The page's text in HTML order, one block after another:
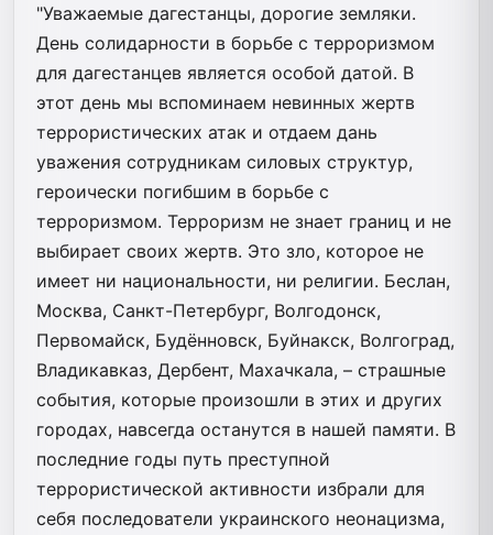
"Уважаемые дагестанцы, дорогие земляки.
День солидарности в борьбе с терроризмом
для дагестанцев является особой датой. В
этот день мы вспоминаем невинных жертв
террористических атак и отдаем дань
уважения сотрудникам силовых структур,
героически погибшим в борьбе с
терроризмом. Терроризм не знает границ и не
выбирает своих жертв. Это зло, которое не
имеет ни национальности, ни религии. Беслан,
Москва, Санкт-Петербург, Волгодонск,
Первомайск, Будённовск, Буйнакск, Волгоград,
Владикавказ, Дербент, Махачкала, – страшные
события, которые произошли в этих и других
городах, навсегда останутся в нашей памяти. В
последние годы путь преступной
террористической активности избрали для
себя последователи украинского неонацизма,